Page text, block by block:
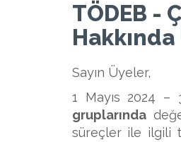
TÖDEB -
Sayın Üyeler,
1 Mayıs 2024 –
gruplarında
süreçler ile ilgili